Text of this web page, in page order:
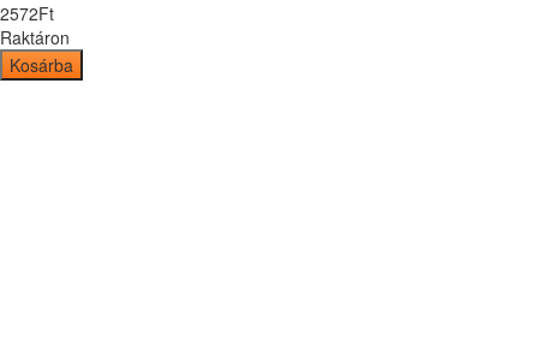
2572Ft
Raktáron
Kosárba